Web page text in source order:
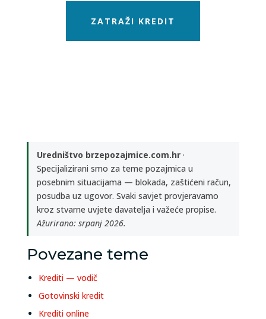
ZATRAŽI KREDIT
Uredništvo brzepozajmice.com.hr·
Specijalizirani smo za teme pozajmica u
posebnim situacijama — blokada, zaštićeni račun,
posudba uz ugovor. Svaki savjet provjeravamo
kroz stvarne uvjete davatelja i važeće propise.
Ažurirano: srpanj 2026.
Povezane teme
Krediti — vodič
Gotovinski kredit
Krediti online